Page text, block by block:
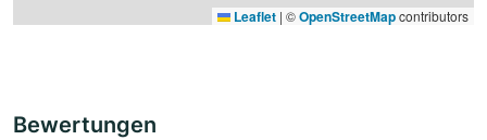
Leaflet | ©OpenStreetMapcontributors
Bewertungen